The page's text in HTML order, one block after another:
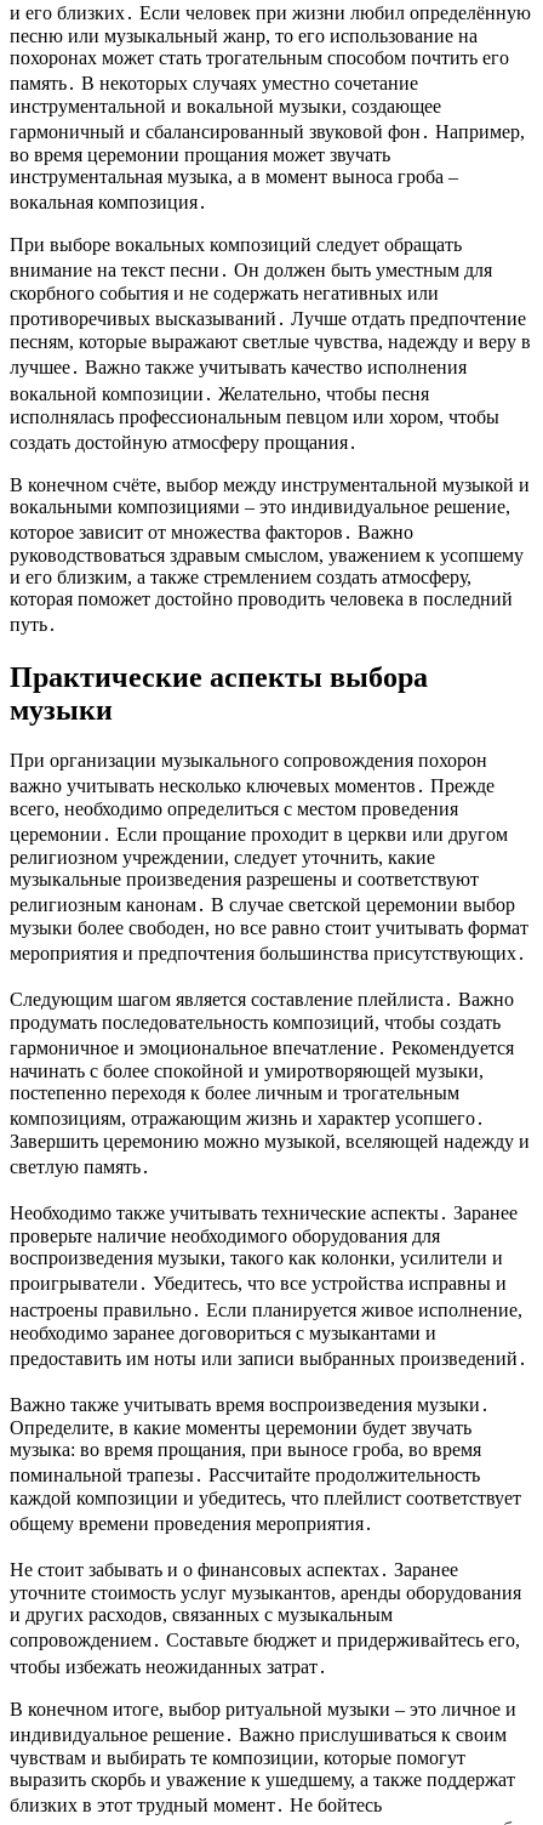
и его близких․ Если человек при жизни любил определённую
песню или музыкальный жанр, то его использование на
похоронах может стать трогательным способом почтить его
память․ В некоторых случаях уместно сочетание
инструментальной и вокальной музыки, создающее
гармоничный и сбалансированный звуковой фон․ Например,
во время церемонии прощания может звучать
инструментальная музыка, а в момент выноса гроба –
вокальная композиция․
При выборе вокальных композиций следует обращать
внимание на текст песни․ Он должен быть уместным для
скорбного события и не содержать негативных или
противоречивых высказываний․ Лучше отдать предпочтение
песням, которые выражают светлые чувства, надежду и веру в
лучшее․ Важно также учитывать качество исполнения
вокальной композиции․ Желательно, чтобы песня
исполнялась профессиональным певцом или хором, чтобы
создать достойную атмосферу прощания․
В конечном счёте, выбор между инструментальной музыкой и
вокальными композициями – это индивидуальное решение,
которое зависит от множества факторов․ Важно
руководствоваться здравым смыслом, уважением к усопшему
и его близким, а также стремлением создать атмосферу,
которая поможет достойно проводить человека в последний
путь․
Практические аспекты выбора
музыки
При организации музыкального сопровождения похорон
важно учитывать несколько ключевых моментов․ Прежде
всего, необходимо определиться с местом проведения
церемонии․ Если прощание проходит в церкви или другом
религиозном учреждении, следует уточнить, какие
музыкальные произведения разрешены и соответствуют
религиозным канонам․ В случае светской церемонии выбор
музыки более свободен, но все равно стоит учитывать формат
мероприятия и предпочтения большинства присутствующих․
Следующим шагом является составление плейлиста․ Важно
продумать последовательность композиций, чтобы создать
гармоничное и эмоциональное впечатление․ Рекомендуется
начинать с более спокойной и умиротворяющей музыки,
постепенно переходя к более личным и трогательным
композициям, отражающим жизнь и характер усопшего․
Завершить церемонию можно музыкой, вселяющей надежду и
светлую память․
Необходимо также учитывать технические аспекты․ Заранее
проверьте наличие необходимого оборудования для
воспроизведения музыки, такого как колонки, усилители и
проигрыватели․ Убедитесь, что все устройства исправны и
настроены правильно․ Если планируется живое исполнение,
необходимо заранее договориться с музыкантами и
предоставить им ноты или записи выбранных произведений․
Важно также учитывать время воспроизведения музыки․
Определите, в какие моменты церемонии будет звучать
музыка: во время прощания, при выносе гроба, во время
поминальной трапезы․ Рассчитайте продолжительность
каждой композиции и убедитесь, что плейлист соответствует
общему времени проведения мероприятия․
Не стоит забывать и о финансовых аспектах․ Заранее
уточните стоимость услуг музыкантов, аренды оборудования
и других расходов, связанных с музыкальным
сопровождением․ Составьте бюджет и придерживайтесь его,
чтобы избежать неожиданных затрат․
В конечном итоге, выбор ритуальной музыки – это личное и
индивидуальное решение․ Важно прислушиваться к своим
чувствам и выбирать те композиции, которые помогут
выразить скорбь и уважение к ушедшему, а также поддержат
близких в этот трудный момент․ Не бойтесь